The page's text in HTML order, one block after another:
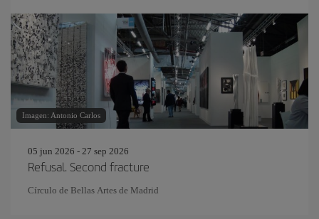
Imagen: Antonio Carlos
05 jun 2026 - 27 sep 2026
Refusal. Second fracture
Círculo de Bellas Artes de Madrid